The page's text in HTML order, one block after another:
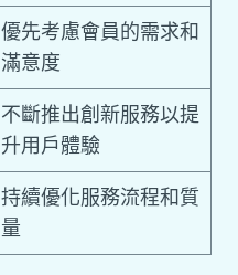
優先考慮會員的需求和
滿意度
不斷推出創新服務以提
升用戶體驗
持續優化服務流程和質
量